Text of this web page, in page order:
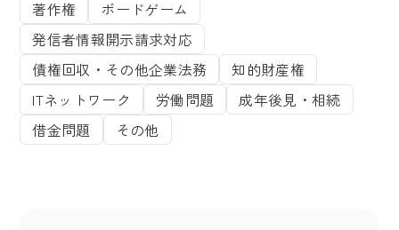
著作権
ボードゲーム
発信者情報開示請求対応
債権回収・その他企業法務
知的財産権
ITネットワーク
労働問題
成年後見・相続
借金問題
その他